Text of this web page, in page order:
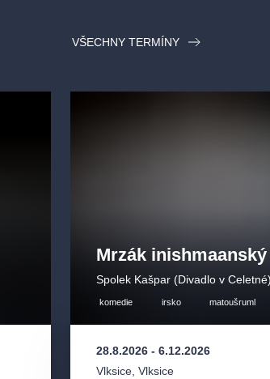
VŠECHNY TERMÍNY
Mrzák inishmaanský
Spolek Kašpar (Divadlo v
komedie irsko matoušruml
28.8.2026- 6.12.2026
Vlksice, Vlksice